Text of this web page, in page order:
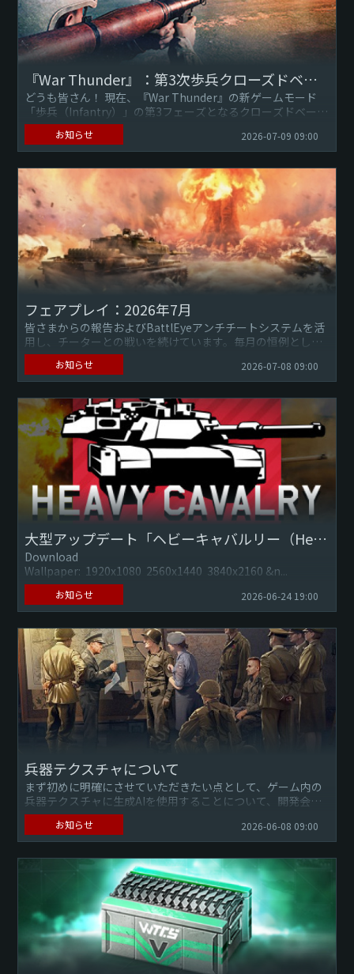
『War Thunder』：第3次歩兵クローズドベータテスト（CBT）
どうも皆さん！ 現在、『War Thunder』の新ゲームモード
「歩兵（Infantry）」の第3フェーズとなるクローズドベータ
テスト（CBT）に向けて準備を進めています。今回は、...
お知らせ 2026-07-09 09:00
フェアプレイ：2026年7月
皆さまからの報告およびBattlEyeアンチチートシステムを活
用し、チーターとの戦いを続けています。毎月の恒例とし
て、過去1か月を通して利用停止させたプレイヤー情報を共有
します。『...
お知らせ 2026-07-08 09:00
大型アップデート「ヘビーキャバルリー（Heavy Cavalry）」※7月14日 17:30更新
Download
Wallpaper: 1920x1080 2560x1440 3840x2160 &n...
お知らせ 2026-06-24 19:00
兵器テクスチャについて
まず初めに明確にさせていただきたい点として、ゲーム内の
兵器テクスチャに生成AIを使用することについて、開発会社
Gaijin Entertainmentは許可しておらず、外部委託のパ...
お知らせ 2026-06-08 09:00